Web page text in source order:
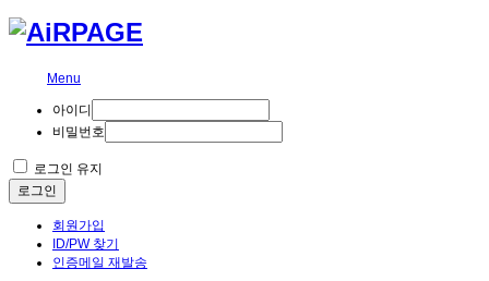
Menu
아이디
비밀번호
로그인 유지
로그인
회원가입
ID/PW 찾기
인증메일 재발송